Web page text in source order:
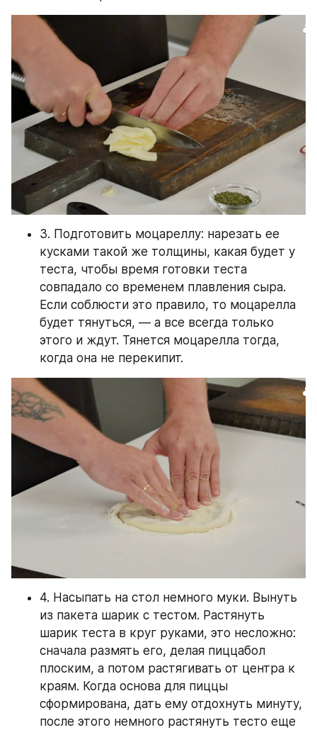
3. Подготовить моцареллу: нарезать ее
кусками такой же толщины, какая будет у
теста, чтобы время готовки теста
совпадало со временем плавления сыра.
Если соблюсти это правило, то моцарелла
будет тянуться, — а все всегда только
этого и ждут. Тянется моцарелла тогда,
когда она не перекипит.
4. Насыпать на стол немного муки. Вынуть
из пакета шарик с тестом. Растянуть
шарик теста в круг руками, это несложно:
сначала размять его, делая пиццабол
плоским, а потом растягивать от центра к
краям. Когда основа для пиццы
сформирована, дать ему отдохнуть минуту,
после этого немного растянуть тесто еще